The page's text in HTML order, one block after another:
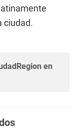
ciudad.
en